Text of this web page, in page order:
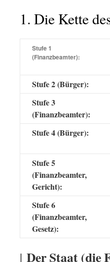
1. Die Kette
Stufe 1
(Finanzbeamter):
Stufe 2 (Bürger):
Stufe 3
(Finanzbeamter):
Stufe 4 (Bürger):
Stufe 5
(Finanzbeamter,
Gericht):
Stufe 6
(Finanzbeamter,
Gesetz):
| Der Staat (die